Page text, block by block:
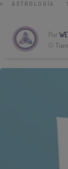
» ASTROLOGÍA
Por